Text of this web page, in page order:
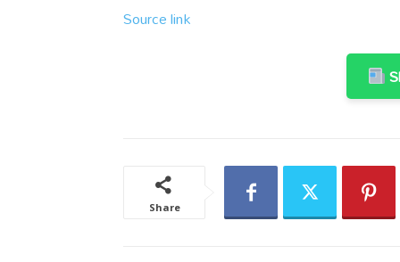
Source link
Share